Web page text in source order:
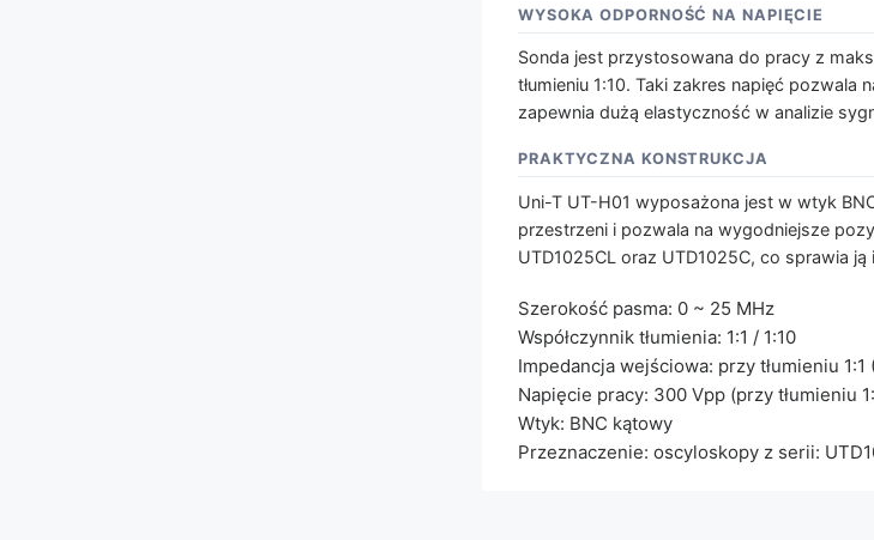
WYSOKA ODPORNOŚĆ NA NAPIĘCIE
Sonda jest przystosowana do pracy z
tłumieniu 1:10. Taki zakres napięć
zapewnia dużą elastyczność w analizie
PRAKTYCZNA KONSTRUKCJA
Uni-T UT-H01 wyposażona jest w wtyk
przestrzeni i pozwala na wygodniejsze
UTD1025CL oraz UTD1025C, co sprawia
Szerokość pasma: 0 ~ 25 MHz
Współczynnik tłumienia: 1:1 / 1:10
Impedancja wejściowa: przy tłumieniu 1:1
Napięcie pracy: 300 Vpp (przy tłumieniu
Wtyk: BNC kątowy
Przeznaczenie: oscyloskopy z serii: